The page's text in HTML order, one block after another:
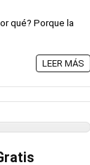
qué? Porque la
LEER MÁS